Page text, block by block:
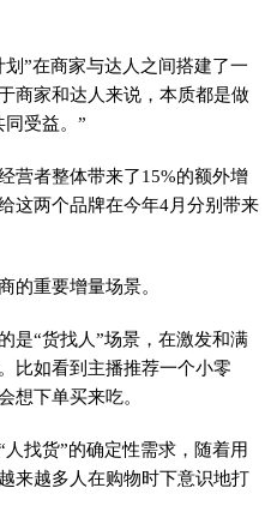
”在商家与达人之间搭建了一
商家和达人来说，本质都是做
受益。”
营者整体带来了15%的额外增
这两个品牌在今年4月分别带来
的重要增量场景。
是“货找人”场景，在激发和满
比如看到主播推荐一个小零
想下单买来吃。
找货”的确定性需求，随着用
来越多人在购物时下意识地打